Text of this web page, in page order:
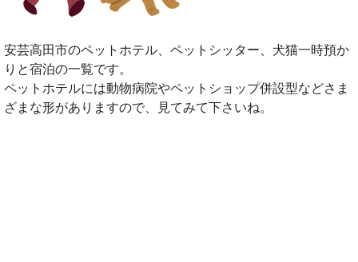
安芸高田市のペットホテル、ペットシッター、犬猫一時預か
りと宿泊の一覧です。
ペットホテルには動物病院やペットショップ併設型などさま
ざまな形がありますので、見てみて下さいね。